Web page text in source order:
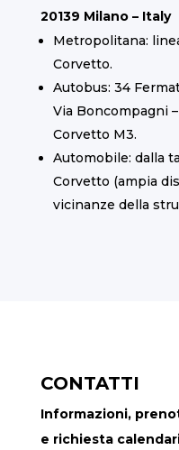
20139 Milano – Italy
Metropolitana:
Corvetto.
Autobus: 34
Via Boncompagni
Corvetto M3.
Automobile: dalla
Corvetto (ampia
vicinanze della
CONTATTI
Informazioni,
e richiesta